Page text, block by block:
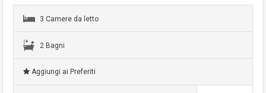
3 Camere da letto
2 Bagni
Aggiungi ai Preferiti